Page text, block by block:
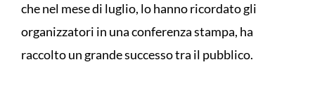
che nel mese di luglio, lo hanno ricordato gli
organizzatori in una conferenza stampa, ha
raccolto un grande successo tra il pubblico.